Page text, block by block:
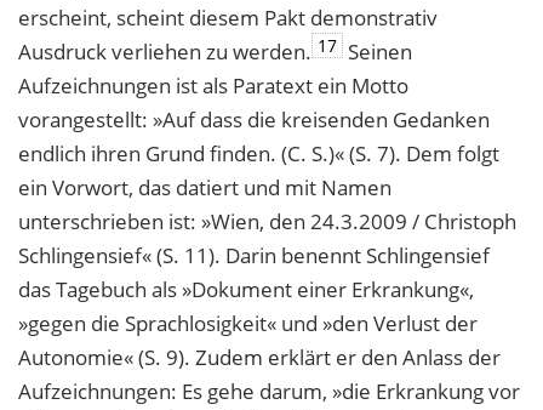
erscheint, scheint diesem Pakt demonstrativ
Ausdruck verliehen zu werden. 17 Seinen
Aufzeichnungen ist als Paratext ein Motto
vorangestellt: »Auf dass die kreisenden Gedanken
endlich ihren Grund finden. (C. S.)« (S. 7). Dem folgt
ein Vorwort, das datiert und mit Namen
unterschrieben ist: »Wien, den 24.3.2009 / Christoph
Schlingensief« (S. 11). Darin benennt Schlingensief
das Tagebuch als »Dokument einer Erkrankung«,
»gegen die Sprachlosigkeit« und »den Verlust der
Autonomie« (S. 9). Zudem erklärt er den Anlass der
Aufzeichnungen: Es gehe darum, »die Erkrankung vor